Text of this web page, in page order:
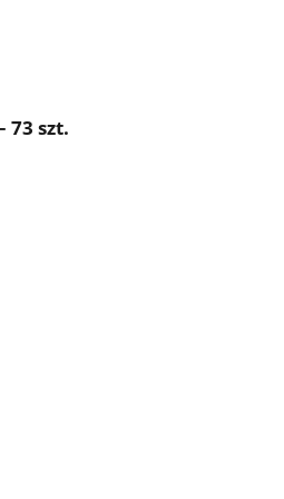
73 szt.